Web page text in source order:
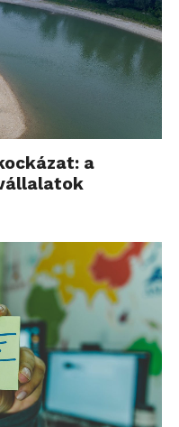
a